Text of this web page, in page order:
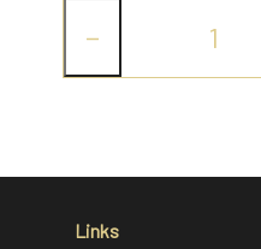
- 1x sukker 1 kg
−
Links